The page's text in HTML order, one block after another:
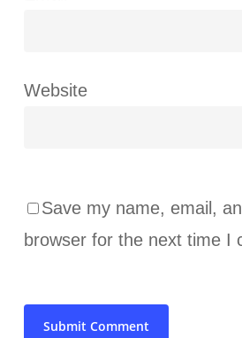
Website
Save my name, email,
browser for the next time I